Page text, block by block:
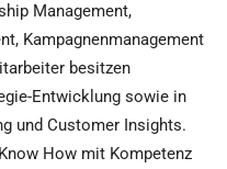
Management,
Kampagnenmanagement
besitzen
Entwicklung sowie in
und Customer Insights.
How mit Kompetenz